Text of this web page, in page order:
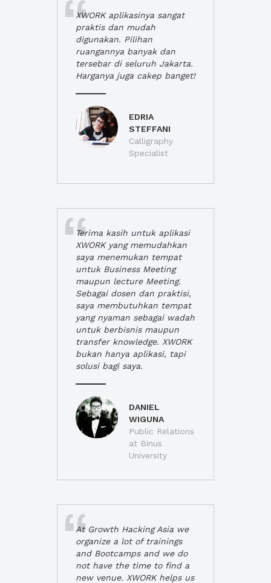
XWORK aplikasinya sangat
praktis dan mudah
digunakan. Pilihan
ruangannya banyak dan
tersebar di seluruh Jakarta.
Harganya juga cakep banget!
EDRIA
STEFFANI
Calligraphy
Specialist
Terima kasih untuk aplikasi
XWORK yang memudahkan
saya menemukan tempat
untuk Business Meeting
maupun lecture Meeting.
Sebagai dosen dan praktisi,
saya membutuhkan tempat
yang nyaman sebagai wadah
untuk berbisnis maupun
transfer knowledge. XWORK
bukan hanya aplikasi, tapi
solusi bagi saya.
DANIEL
WIGUNA
Public Relations
at Binus
University
At Growth Hacking Asia we
organize a lot of trainings
and Bootcamps and we do
not have the time to find a
new venue. XWORK helps us